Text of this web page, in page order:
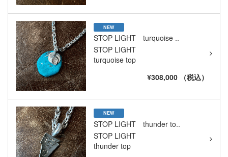
NEW
STOP LIGHT turquoise ..
STOP LIGHT
turquoise top
¥308,000 （税込）
NEW
STOP LIGHT thunder to..
STOP LIGHT
thunder top